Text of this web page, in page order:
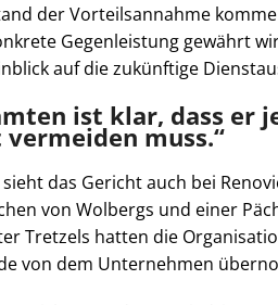
der Vorteilsannahme
Gegenleistung gewährt
auf die zukünftige
ist klar, dass er
muss.“
das Gericht auch bei
von Wolbergs und einer
Tretzels hatten die
von dem Unternehmen